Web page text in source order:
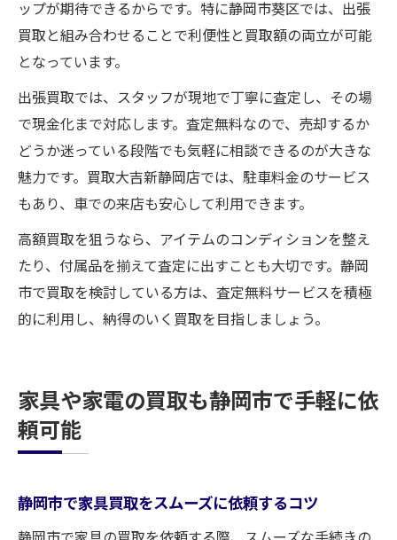
ップが期待できるからです。特に静岡市葵区では、出張
買取と組み合わせることで利便性と買取額の両立が可能
となっています。
出張買取では、スタッフが現地で丁寧に査定し、その場
で現金化まで対応します。査定無料なので、売却するか
どうか迷っている段階でも気軽に相談できるのが大きな
魅力です。買取大吉新静岡店では、駐車料金のサービス
もあり、車での来店も安心して利用できます。
高額買取を狙うなら、アイテムのコンディションを整え
たり、付属品を揃えて査定に出すことも大切です。静岡
市で買取を検討している方は、査定無料サービスを積極
的に利用し、納得のいく買取を目指しましょう。
家具や家電の買取も静岡市で手軽に依
頼可能
静岡市で家具買取をスムーズに依頼するコツ